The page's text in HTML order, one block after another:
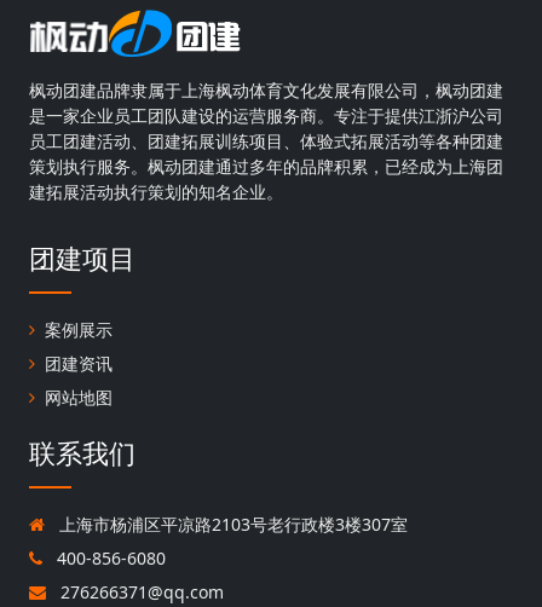
枫动团建品牌隶属于上海枫动体育文化发展有限公司，枫动团建
是一家企业员工团队建设的运营服务商。专注于提供江浙沪公司
员工团建活动、团建拓展训练项目、体验式拓展活动等各种团建
策划执行服务。枫动团建通过多年的品牌积累，已经成为上海团
建拓展活动执行策划的知名企业。
团建项目
案例展示
团建资讯
网站地图
联系我们
上海市杨浦区平凉路2103号老行政楼3楼307室
400-856-6080
276266371@qq.com